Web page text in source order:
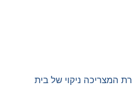
המצריכה ניקוי של בית